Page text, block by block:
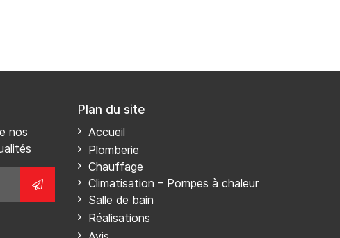
nos
Plan du site
Accueil
Plomberie
Chauffage
Climatisation – Pompes à chaleur
Salle de bain
Réalisations